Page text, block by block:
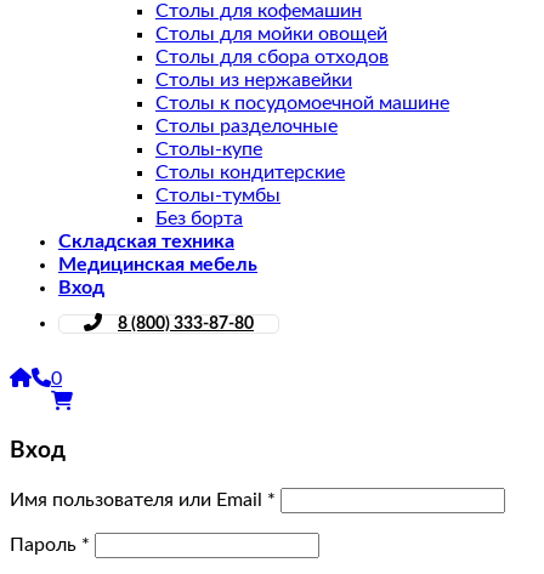
Столы для кофемашин
Столы для мойки овощей
Столы для сбора отходов
Столы из нержавейки
Столы к посудомоечной машине
Столы разделочные
Столы-купе
Столы кондитерские
Столы-тумбы
Без борта
Складская техника
Медицинская мебель
Вход
8 (800) 333-87-80
0
Вход
Имя пользователя или Email *
Пароль *